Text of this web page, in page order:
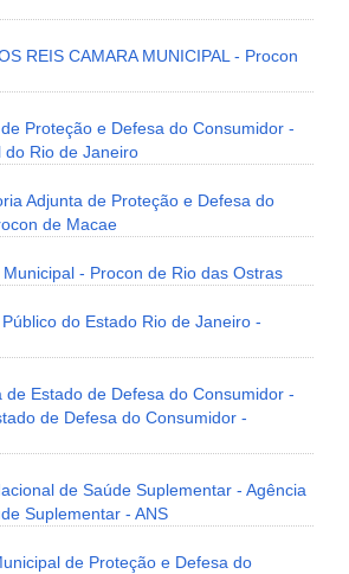
REIS CAMARA MUNICIPAL - Procon
Proteção e Defesa do Consumidor -
do Rio de Janeiro
Adjunta de Proteção e Defesa do
de Macae
- Procon de Rio das Ostras
do Estado Rio de Janeiro -
de Estado de Defesa do Consumidor -
de Defesa do Consumidor -
de Saúde Suplementar - Agência
Suplementar - ANS
de Proteção e Defesa do